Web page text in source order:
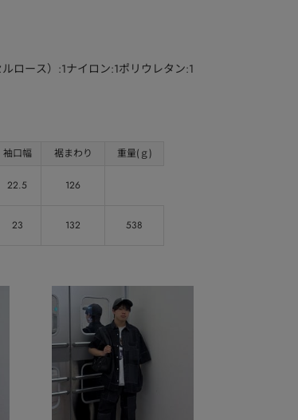
ロース）:1ナイロン:1ポリウレタン:1
袖口幅 裾まわり 重量(ｇ)
22.5 126
23 132 538